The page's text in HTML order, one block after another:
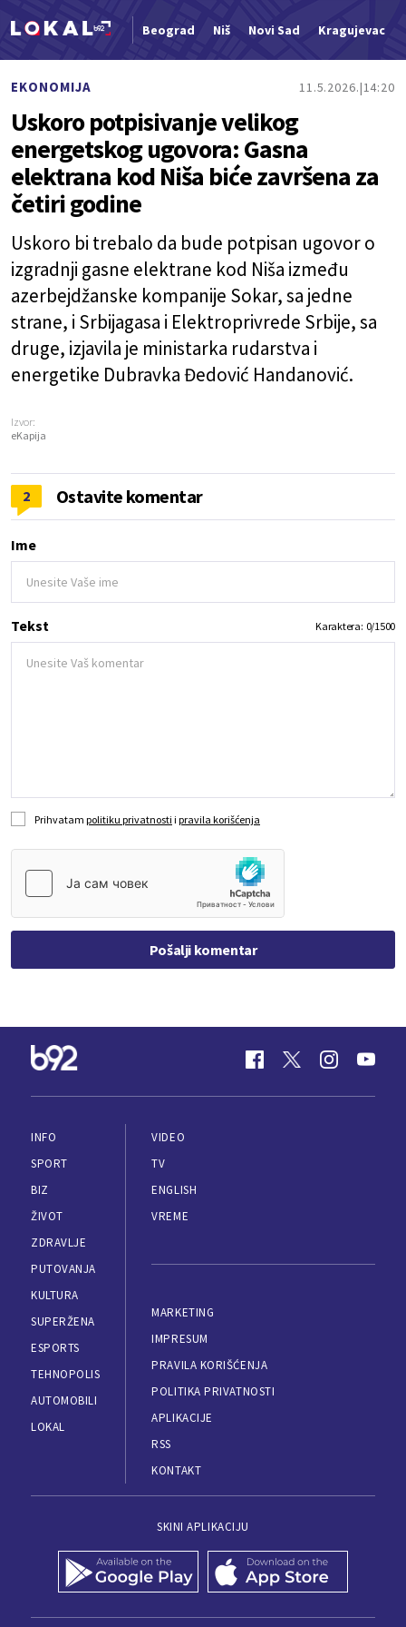
Beograd Niš Novi Sad Kragujevac
EKONOMIJA 11.5.2026. 14:20
Uskoro potpisivanje velikog
energetskog ugovora: Gasna
elektrana kod Niša biće završena za
četiri godine
Uskoro bi trebalo da bude potpisan ugovor o
izgradnji gasne elektrane kod Niša između
azerbejdžanske kompanije Sokar, sa jedne
strane, i Srbijagasa i Elektroprivrede Srbije, sa
druge, izjavila je ministarka rudarstva i
energetike Dubravka Đedović Handanović.
Izvor:
eKapija
2 Ostavite komentar
Ime
Tekst Karaktera: 0/1500
Prihvatam politiku privatnosti i pravila korišćenja
Pošalji komentar
INFO
SPORT
BIZ
ŽIVOT
ZDRAVLJE
PUTOVANJA
KULTURA
SUPERŽENA
ESPORTS
TEHNOPOLIS
AUTOMOBILI
LOKAL
VIDEO
TV
ENGLISH
VREME
MARKETING
IMPRESUM
PRAVILA KORIŠĆENJA
POLITIKA PRIVATNOSTI
APLIKACIJE
RSS
KONTAKT
SKINI APLIKACIJU